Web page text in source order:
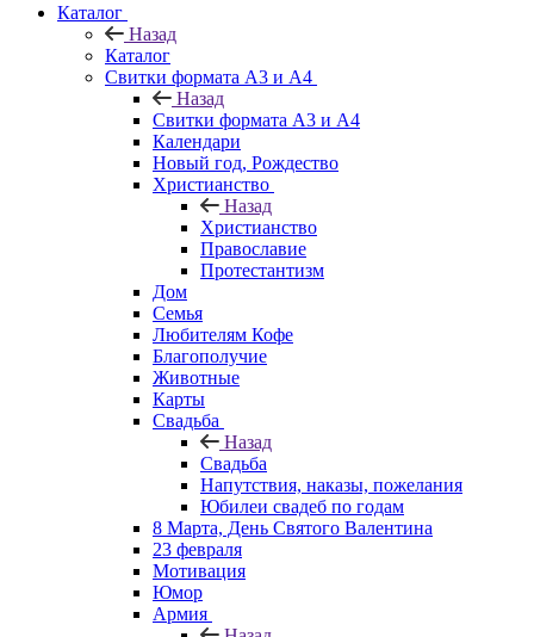
Каталог
Назад
Каталог
Свитки формата А3 и А4
Назад
Свитки формата А3 и А4
Календари
Новый год, Рождество
Христианство
Назад
Христианство
Православие
Протестантизм
Дом
Семья
Любителям Кофе
Благополучие
Животные
Карты
Свадьба
Назад
Свадьба
Напутствия, наказы, пожелания
Юбилеи свадеб по годам
8 Марта, День Святого Валентина
23 февраля
Мотивация
Юмор
Армия